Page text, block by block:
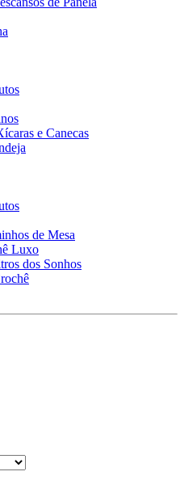
e Canecas
de Mesa
Luxo
dos Sonhos